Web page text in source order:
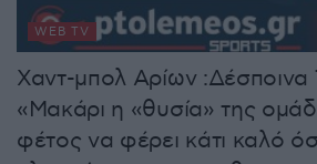
WEB TV
Χαντ-μπολ Αρίων :Δέσποινα
«Μακάρι η «θυσία» της
φέτος να φέρει κάτι καλό